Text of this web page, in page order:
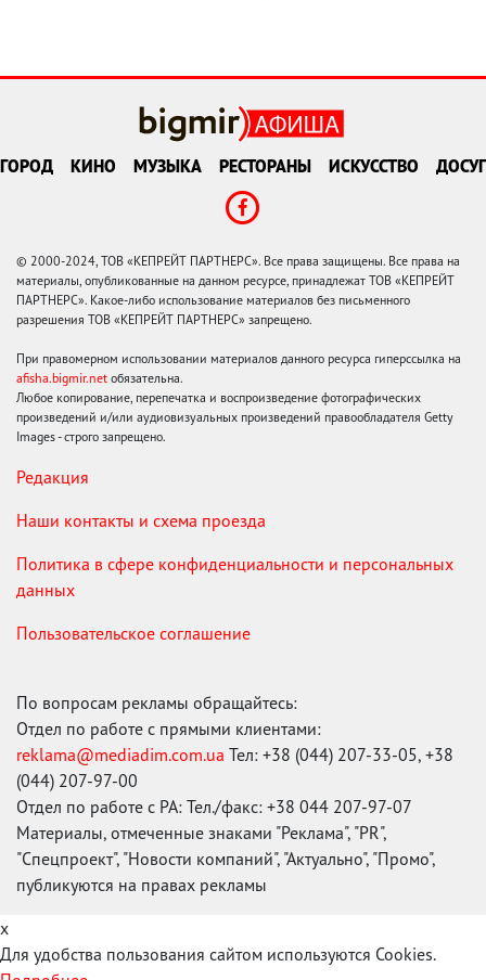
ГОРОД КИНО МУЗЫКА РЕСТОРАНЫ ИСКУССТВО ДОСУГ
© 2000-2024, ТОВ «КЕПРЕЙТ ПАРТНЕРС». Все права защищены. Все права на
материалы, опубликованные на данном ресурсе, принадлежат ТОВ «КЕПРЕЙТ
ПАРТНЕРС». Какое-либо использование материалов без письменного
разрешения ТОВ «КЕПРЕЙТ ПАРТНЕРС» запрещено.
При правомерном использовании материалов данного ресурса гиперссылка на
afisha.bigmir.net обязательна.
Любое копирование, перепечатка и воспроизведение фотографических
произведений и/или аудиовизуальных произведений правообладателя Getty
Images - строго запрещено.
Редакция
Наши контакты и схема проезда
Политика в сфере конфиденциальности и персональных
данных
Пользовательское соглашение
По вопросам рекламы обращайтесь:
Отдел по работе с прямыми клиентами:
reklama@mediadim.com.ua Тел: +38 (044) 207-33-05, +38
(044) 207-97-00
Отдел по работе с РА: Тел./факс: +38 044 207-97-07
Материалы, отмеченные знаками "Реклама", "PR",
"Спецпроект", "Новости компаний", "Актуально", "Промо",
публикуются на правах рекламы
x
Для удобства пользования сайтом используются Cookies.